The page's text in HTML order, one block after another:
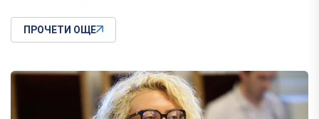
ПРОЧЕТИ ОЩЕ